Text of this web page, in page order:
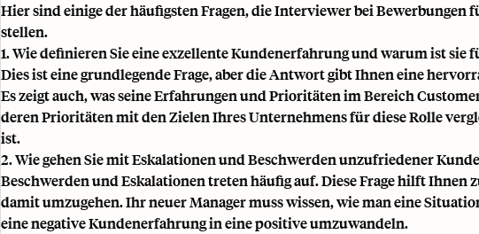
Hier sind einige der häufigsten Fragen, die Interviewer bei Bewerbungen
stellen.
1. Wie definieren Sie eine exzellente Kundenerfahrung und warum ist sie
Dies ist eine grundlegende Frage, aber die Antwort gibt Ihnen eine
Es zeigt auch, was seine Erfahrungen und Prioritäten im Bereich
deren Prioritäten mit den Zielen Ihres Unternehmens für diese Rolle
ist.
2. Wie gehen Sie mit Eskalationen und Beschwerden unzufriedener
Beschwerden und Eskalationen treten häufig auf. Diese Frage hilft Ihnen
damit umzugehen. Ihr neuer Manager muss wissen, wie man eine
eine negative Kundenerfahrung in eine positive umzuwandeln.